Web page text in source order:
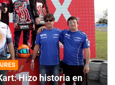
Hizo historia en